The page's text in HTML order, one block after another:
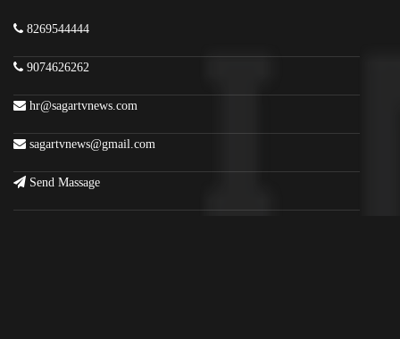
8269544444
9074626262
hr@sagartvnews.com
sagartvnews@gmail.com
Send Massage